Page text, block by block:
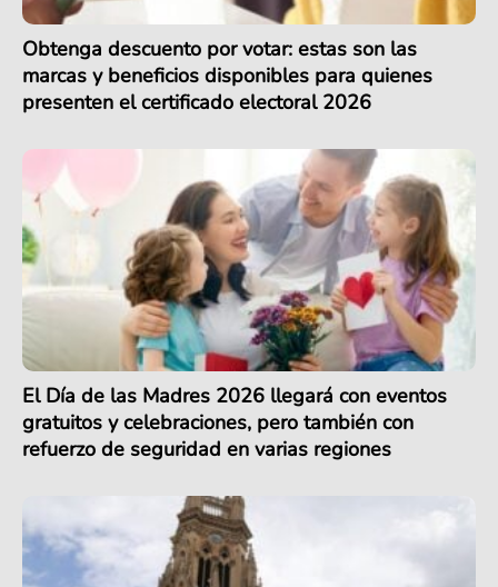
Obtenga descuento por votar: estas son las
marcas y beneficios disponibles para quienes
presenten el certificado electoral 2026
El Día de las Madres 2026 llegará con eventos
gratuitos y celebraciones, pero también con
refuerzo de seguridad en varias regiones